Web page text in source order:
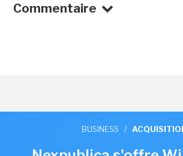
Commentaire
BUSINESS /